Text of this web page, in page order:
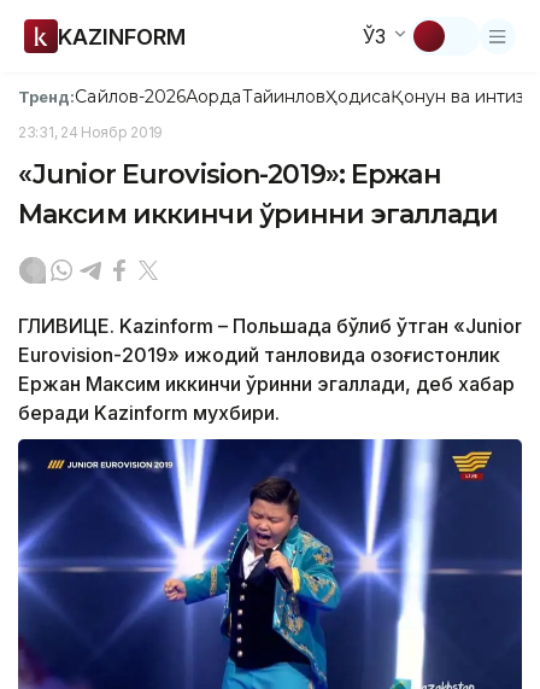
KAZINFORM ЎЗ
Тренд:Сайлов-2026АқордаТайинловҲодисаҚонун ва
23:31, 24 Ноябр 2019
«Junior Eurovision-2019»: Ержан
Максим иккинчи ўринни эгаллади
ГЛИВИЦЕ. Kazinform – Польшада бўлиб ўтган «Junior
Eurovision-2019» ижодий танловида қозоғистонлик
Ержан Максим иккинчи ўринни эгаллади, деб хабар
беради Kazinform мухбири.